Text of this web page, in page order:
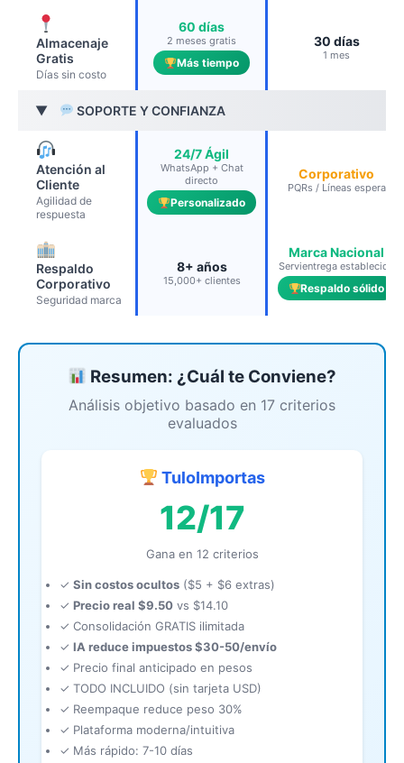
Almacenaje
Gratis
Días sin costo
60 días
2 meses gratis
Más tiempo
30 días
1 mes
▶ SOPORTE Y CONFIANZA
Atención al
Cliente
Agilidad de
respuesta
24/7 Ágil
WhatsApp + Chat
directo
Personalizado
Corporativo
PQRs / Líneas espera
Respaldo
Corporativo
Seguridad marca
8+ años
15,000+ clientes
Marca Nacional
Servientrega establecida
Respaldo sólido
Resumen: ¿Cuál te Conviene?
Análisis objetivo basado en 17 criterios
evaluados
TuloImportas
12/17
Gana en 12 criterios
✓ Sin costos ocultos ($5 + $6 extras)
✓ Precio real $9.50 vs $14.10
✓ Consolidación GRATIS ilimitada
✓ IA reduce impuestos $30-50/envío
✓ Precio final anticipado en pesos
✓ TODO INCLUIDO (sin tarjeta USD)
✓ Reempaque reduce peso 30%
✓ Plataforma moderna/intuitiva
✓ Más rápido: 7-10 días